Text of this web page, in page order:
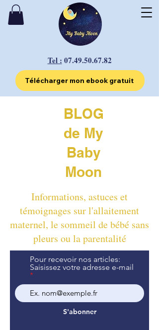
Tel : 07.49.50.67.82
Télécharger mon ebook gratuit
BLOG
de My
Baby
Moon
Informations, astuces et
témoignages sur l'allaitement
maternel, le sommeil de bébé sans
pleurs ou la parentalité
Pour recevoir nos articles:
Saisissez votre adresse e-mail
S'abonner